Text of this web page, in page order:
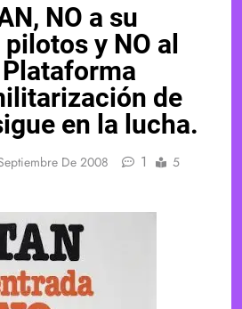
NO a su
y NO al
de
en la lucha.
De 2008 1
5